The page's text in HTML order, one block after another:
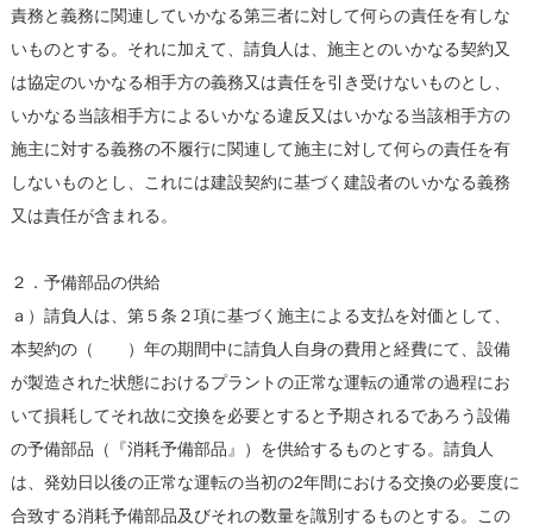
責務と義務に関連していかなる第三者に対して何らの責任を有しな
いものとする。それに加えて、請負人は、施主とのいかなる契約又
は協定のいかなる相手方の義務又は責任を引き受けないものとし、
いかなる当該相手方によるいかなる違反又はいかなる当該相手方の
施主に対する義務の不履行に関連して施主に対して何らの責任を有
しないものとし、これには建設契約に基づく建設者のいかなる義務
又は責任が含まれる。
２．予備部品の供給
ａ）請負人は、第５条２項に基づく施主による支払を対価として、
本契約の（ ）年の期間中に請負人自身の費用と経費にて、設備
が製造された状態におけるプラントの正常な運転の通常の過程にお
いて損耗してそれ故に交換を必要とすると予期されるであろう設備
の予備部品（『消耗予備部品』）を供給するものとする。請負人
は、発効日以後の正常な運転の当初の2年間における交換の必要度に
合致する消耗予備部品及びそれの数量を識別するものとする。この